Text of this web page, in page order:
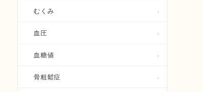
むくみ
血圧
血糖値
骨粗鬆症